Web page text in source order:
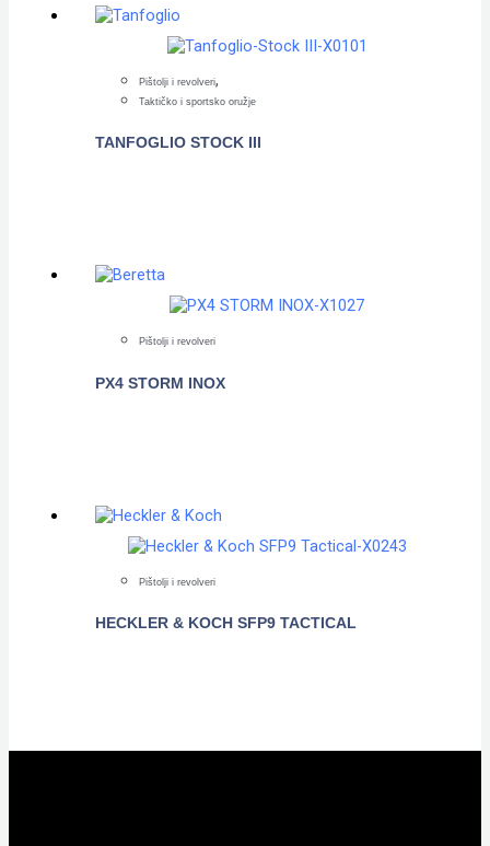
Pištolji i revolveri,
Taktičko i sportsko oružje
TANFOGLIO STOCK III
Pištolji i revolveri
PX4 STORM INOX
Pištolji i revolveri
HECKLER & KOCH SFP9 TACTICAL